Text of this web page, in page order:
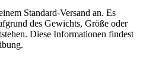
Standard-Versand an. Es
des Gewichts, Größe oder
Diese Informationen findest